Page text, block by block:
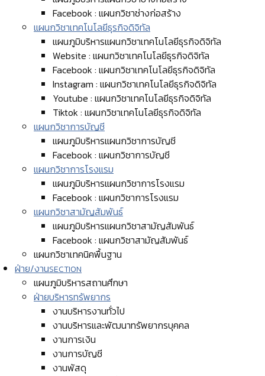
Facebook : แผนกวิชาช่างก่อสร้าง
แผนกวิชาเทคโนโลยีธุรกิจดิจิทัล
แผนภูมิบริหารแผนกวิชาเทคโนโลยีธุรกิจดิจิทัล
Website : แผนกวิชาเทคโนโลยีธุรกิจดิจิทัล
Facebook : แผนกวิชาเทคโนโลยีธุรกิจดิจิทัล
Instagram : แผนกวิชาเทคโนโลยีธุรกิจดิจิทัล
Youtube : แผนกวิชาเทคโนโลยีธุรกิจดิจิทัล
Tiktok : แผนกวิชาเทคโนโลยีธุรกิจดิจิทัล
แผนกวิชาการบัญชี
แผนภูมิบริหารแผนกวิชาการบัญชี
Facebook : แผนกวิชาการบัญชี
แผนกวิชาการโรงแรม
แผนภูมิบริหารแผนกวิชาการโรงแรม
Facebook : แผนกวิชาการโรงแรม
แผนกวิชาสามัญสัมพันธ์
แผนภูมิบริหารแผนกวิชาสามัญสัมพันธ์
Facebook : แผนกวิชาสามัญสัมพันธ์
แผนกวิชาเทคนิคพื้นฐาน
ฝ่าย/งานSECTION
แผนภูมิบริหารสถานศึกษา
ฝ่ายบริหารทรัพยากร
งานบริหารงานทั่วไป
งานบริหารและพัฒนาทรัพยากรบุคคล
งานการเงิน
งานการบัญชี
งานพัสดุ